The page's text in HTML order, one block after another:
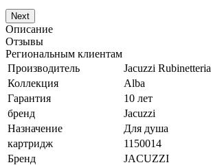
Next
Описание
Отзывы
Региональным клиентам
Производитель
Jacuzzi Rubinetteria
Коллекция
Alba
Гарантия
10 лет
бренд
Jacuzzi
Назначение
Для душа
картридж
1150014
Бренд
JACUZZI